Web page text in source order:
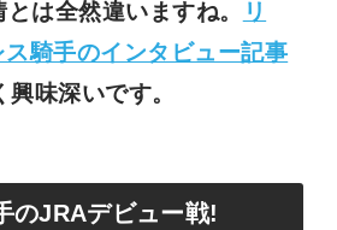
は全然違いますね。
リ
騎手のインタビュー記事
味深いです。
のJRAデビュー戦!